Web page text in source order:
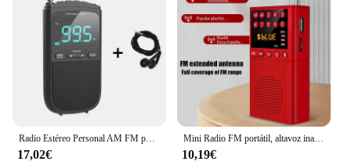
Radio Estéreo Personal AM FM portátil, recargable, Mini FM, auriculares jack, reloj despertador, radio de bolsillo para transmisión meteorológica al aire libre
17,02€
Mini Radio FM portátil, altavoz inalámbrico con Bluetooth, reproductor de música MP3 con soporte de grabación, tarjeta TF manos libres, reproducción de auriculares USB
10,19€